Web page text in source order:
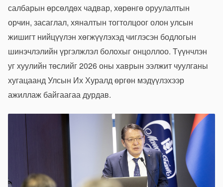
салбарын өрсөлдөх чадвар, хөрөнгө оруулалтын
орчин, засаглал, хяналтын тогтолцоог олон улсын
жишигт нийцүүлэн хөгжүүлэхэд чиглэсэн бодлогын
шинэчлэлийн үргэлжлэл болохыг онцоллоо. Түүнчлэн
уг хуулийн төслийг 2026 оны хаврын ээлжит чуулганы
хугацаанд Улсын Их Хуралд өргөн мэдүүлэхээр
ажиллаж байгаагаа дурдав.